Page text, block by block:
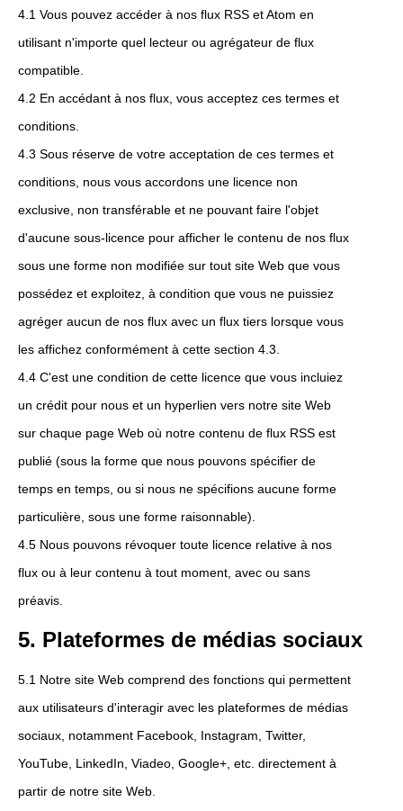
4.1 Vous pouvez accéder à nos flux RSS et Atom en
utilisant n'importe quel lecteur ou agrégateur de flux
compatible.
4.2 En accédant à nos flux, vous acceptez ces termes et
conditions.
4.3 Sous réserve de votre acceptation de ces termes et
conditions, nous vous accordons une licence non
exclusive, non transférable et ne pouvant faire l'objet
d'aucune sous-licence pour afficher le contenu de nos flux
sous une forme non modifiée sur tout site Web que vous
possédez et exploitez, à condition que vous ne puissiez
agréger aucun de nos flux avec un flux tiers lorsque vous
les affichez conformément à cette section 4.3.
4.4 C'est une condition de cette licence que vous incluiez
un crédit pour nous et un hyperlien vers notre site Web
sur chaque page Web où notre contenu de flux RSS est
publié (sous la forme que nous pouvons spécifier de
temps en temps, ou si nous ne spécifions aucune forme
particulière, sous une forme raisonnable).
4.5 Nous pouvons révoquer toute licence relative à nos
flux ou à leur contenu à tout moment, avec ou sans
préavis.
5. Plateformes de médias sociaux
5.1 Notre site Web comprend des fonctions qui permettent
aux utilisateurs d'interagir avec les plateformes de médias
sociaux, notamment Facebook, Instagram, Twitter,
YouTube, LinkedIn, Viadeo, Google+, etc. directement à
partir de notre site Web.